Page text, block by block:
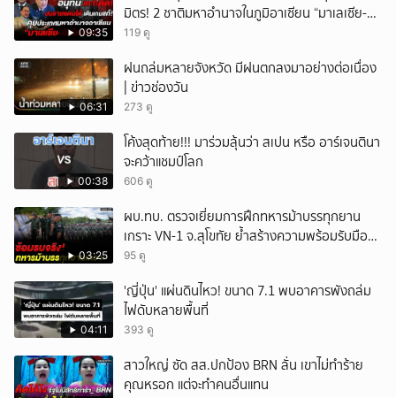
09:35
มิตร! 2 ชาติมหาอำนาจในภูมิอาเซียน “มาเลเซีย-
อินโดนีเซีย”
119 ดู
06:31
ฝนถล่มหลายจังหวัด มีฝนตกลงมาอย่างต่อเนื่อง
| ข่าวช่องวัน
273 ดู
00:38
โค้งสุดท้าย!!! มาร่วมลุ้นว่า สเปน หรือ อาร์เจนตินา
จะคว้าแชมป์โลก
606 ดู
03:25
ผบ.ทบ. ตรวจเยี่ยมการฝึกทหารม้าบรรทุกยาน
เกราะ VN-1 จ.สุโขทัย ย้ำสร้างความพร้อมรับมือ
ทุกสถานการณ์
95 ดู
04:11
'ญี่ปุ่น' แผ่นดินไหว! ขนาด 7.1 พบอาคารพังถล่ม
ไฟดับหลายพื้นที่
393 ดู
สาวใหญ่ ซัด สส.ปกป้อง BRN ลั่น เขาไม่ทำร้าย
คุณหรอก แต่จะทำคนอื่นแทน